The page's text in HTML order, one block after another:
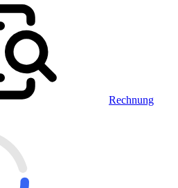
Rechnung